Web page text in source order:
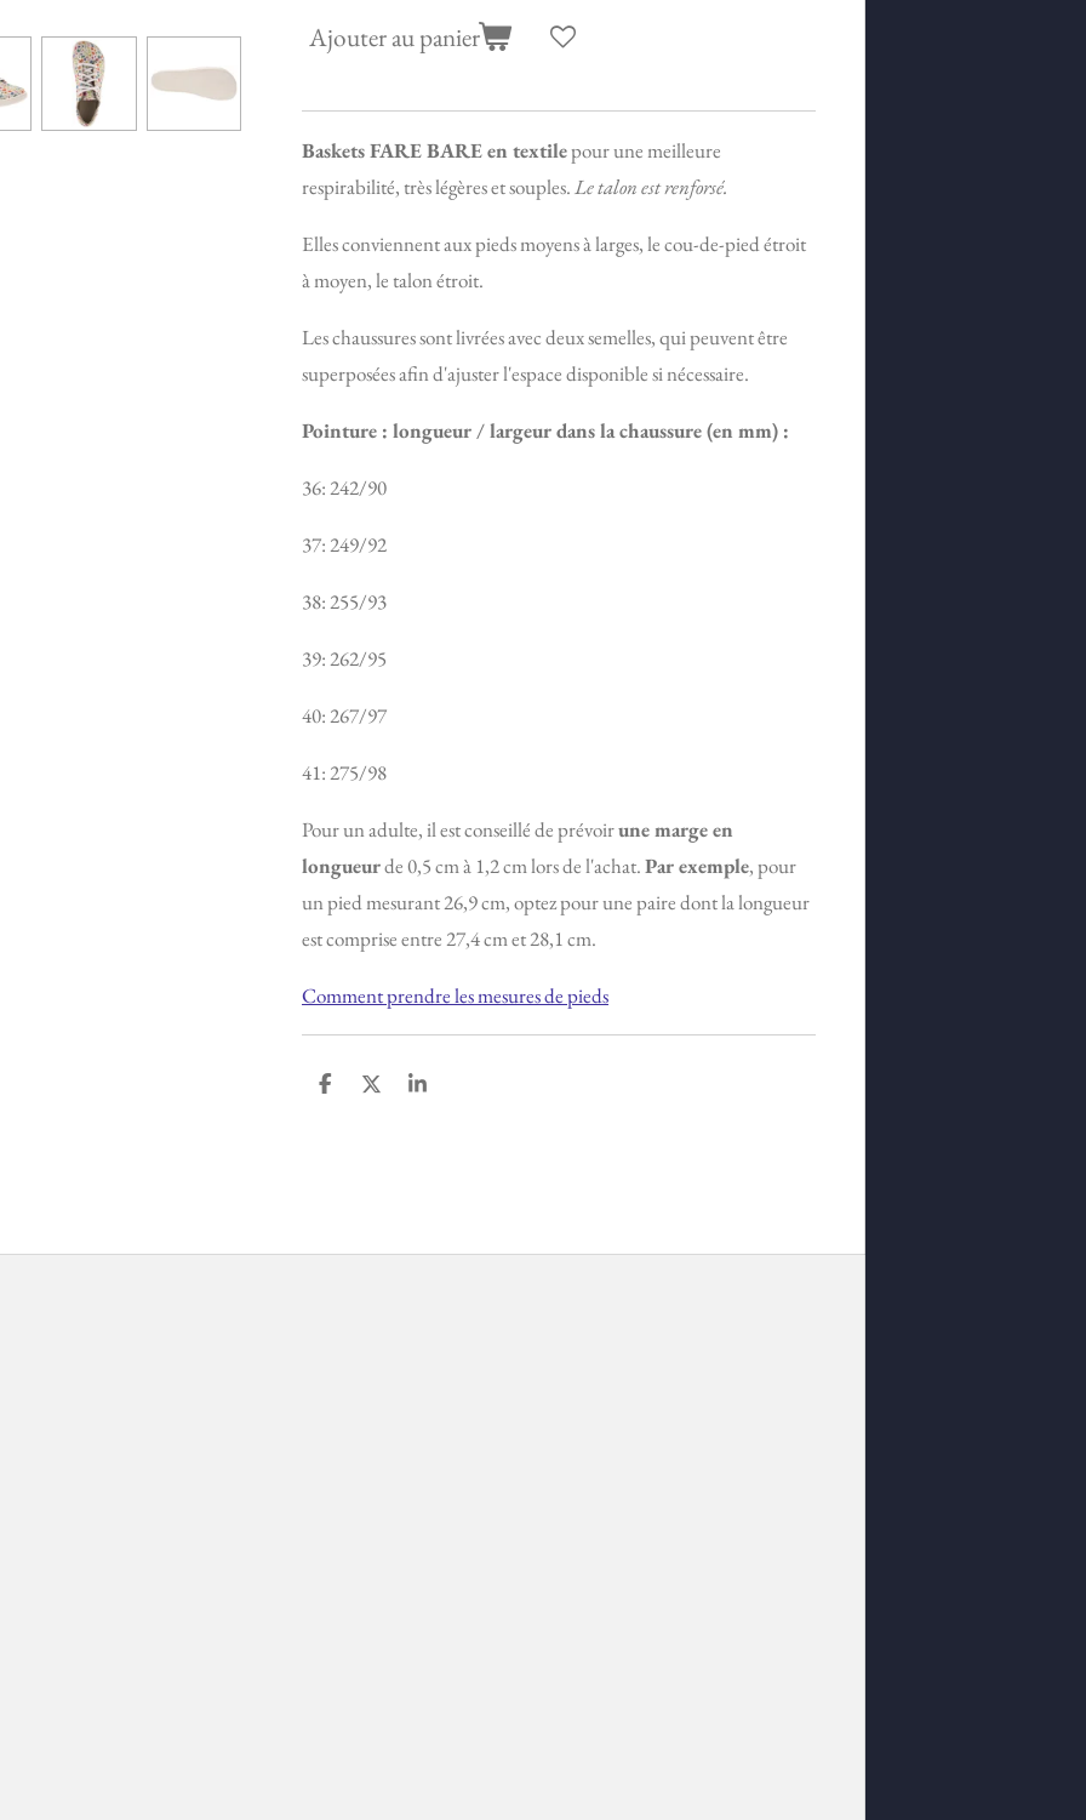
Ajouter au panier
Baskets FARE BARE en textilepour une meilleure
respirabilité, très légères et souples.Le talon est renforsé.
Elles conviennent aux pieds moyens à larges,le cou-de-pied étroit
à moyen, le talon étroit.
Les chaussures sont livrées avec deux semelles, qui peuvent être
superposées afin d'ajuster l'espace disponible si nécessaire.
Pointure : longueur / largeur dans la chaussure (en mm) :
36: 242/90
37: 249/92
38: 255/93
39: 262/95
40: 267/97
41: 275/98
Pour un adulte, il est conseillé de prévoirune marge en
longueurde 0,5 cm à 1,2 cm lors de l'achat.Par exemple, pour
un pied mesurant 26,9 cm, optez pour une paire dont la longueur
est comprise entre 27,4 cm et 28,1 cm.
Comment prendre les mesures de pieds
P
P
P